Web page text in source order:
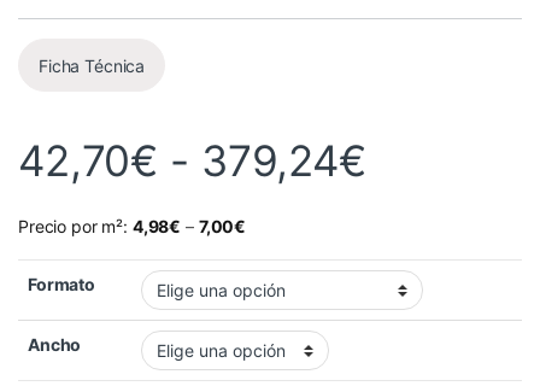
Ficha Técnica
42,70€ - 379,24€
Precio por m²: 4,98€ – 7,00€
Formato
Ancho